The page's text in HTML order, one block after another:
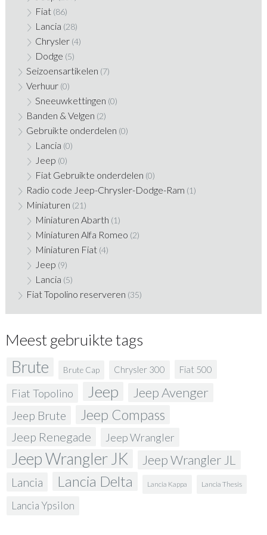
Fiat (86)
Lancia (28)
Chrysler (4)
Dodge (5)
Seizoensartikelen (7)
Verhuur (0)
Sneeuwkettingen (0)
Banden & Velgen (2)
Gebruikte onderdelen (0)
Lancia (0)
Jeep (0)
Fiat Gebruikte onderdelen (0)
Radio code Jeep-Chrysler-Dodge-Ram (1)
Miniaturen (21)
Miniaturen Abarth (1)
Miniaturen Alfa Romeo (2)
Miniaturen Fiat (4)
Jeep (9)
Lancia (5)
Fiat Topolino reserveren (35)
Meest gebruikte tags
Brute Brute Cap Chrysler 300 Fiat 500
Fiat Topolino Jeep Jeep Avenger
Jeep Brute Jeep Compass
Jeep Renegade Jeep Wrangler
Jeep Wrangler JK Jeep Wrangler JL
Lancia Lancia Delta Lancia Kappa Lancia Thesis
Lancia Ypsilon